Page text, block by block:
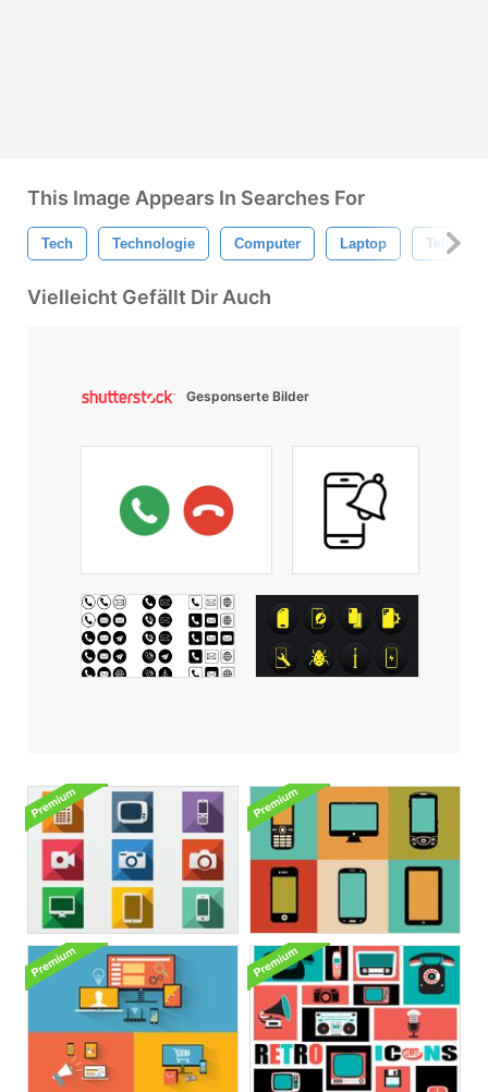
This Image Appears In Searches For
Tech Technologie Computer Laptop Telefon
Vielleicht Gefällt Dir Auch
Gesponserte Bilder